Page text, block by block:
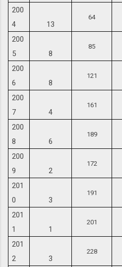
200
4
13
64
200
5
8
85
200
6
8
121
200
7
4
161
200
8
6
189
200
9
2
172
201
0
3
191
201
1
1
201
201
2
3
228